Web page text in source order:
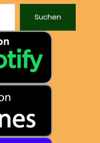
Suchen